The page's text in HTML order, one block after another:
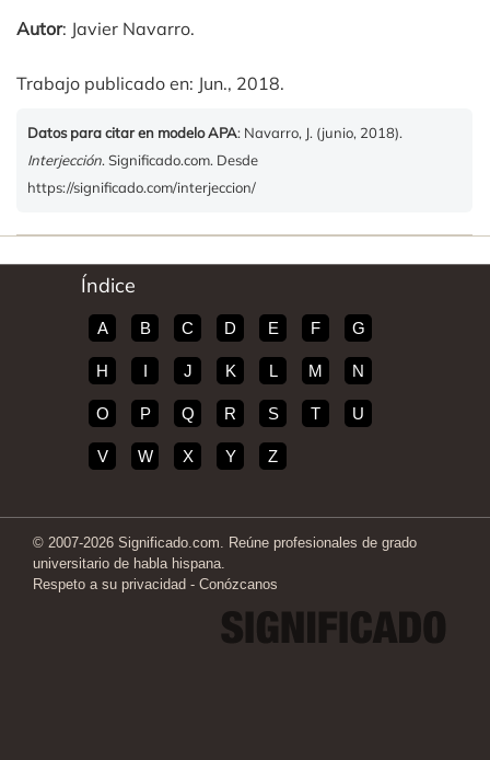
Autor: Javier Navarro.
Trabajo publicado en: Jun., 2018.
Datos para citar en modelo APA: Navarro, J. (junio, 2018).
Interjección. Significado.com. Desde
https://significado.com/interjeccion/
Índice
A B C D E F G
H J K L M N
O P Q R S T U
V W X Y Z
© 2007-2026 Significado.com. Reúne profesionales de grado
universitario de habla hispana.
Respeto a su privacidad - Conózcanos